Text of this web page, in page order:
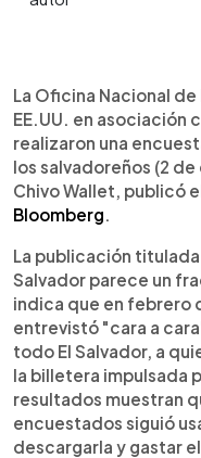
► Escuchar
La Oficina Nacional
EE.UU. en asociación
realizaron una
los salvadoreños (2
Chivo Wallet, publicó
Bloomberg
La publicación
Salvador parece un
indica que en febrero
entrevistó "cara a
todo El Salvador, a
la billetera impulsada
resultados muestran
encuestados siguió
descargarla y gastar